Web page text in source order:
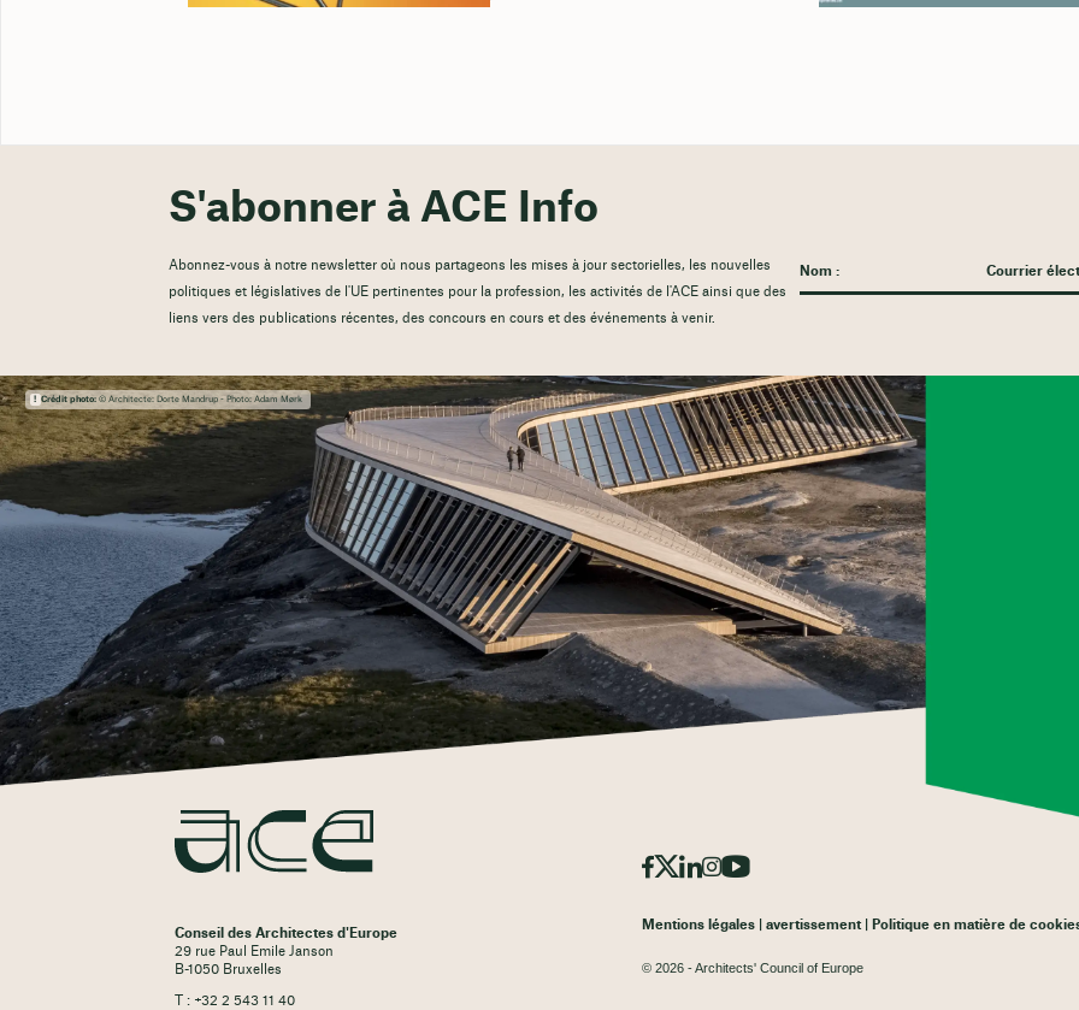
S'abonner à ACE Info
Abonnez-vous à notre newsletter où nous partageons les mises à jour sectorielles, les nouvelles
politiques et législatives de l'UE pertinentes pour la profession, les activités de l'ACE ainsi que des
liens vers des publications récentes, des concours en cours et des événements à venir.
Crédit photo:© Architecte: Dorte Mandrup - Photo: Adam Mørk
Conseil des Architectes d'Europe
29 rue Paul Emile Janson
B-1050 Bruxelles
T : +32 2 543 11 40
Mentions légales avertissement Politique en matière de
© 2026 - Architects' Council of Europe